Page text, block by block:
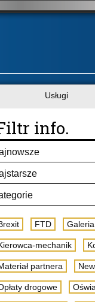
Usługi
info.
FTD Galeria
mechanik
partnera
drogowe